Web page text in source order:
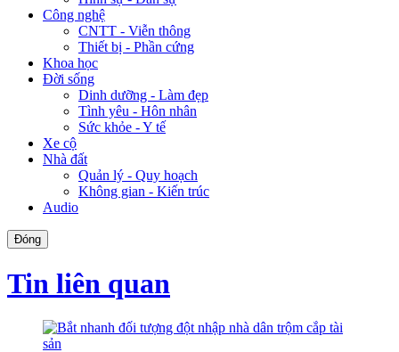
Công nghệ
CNTT - Viễn thông
Thiết bị - Phần cứng
Khoa học
Đời sống
Dinh dưỡng - Làm đẹp
Tình yêu - Hôn nhân
Sức khỏe - Y tế
Xe cộ
Nhà đất
Quản lý - Quy hoạch
Không gian - Kiến trúc
Audio
Đóng
Tin liên quan